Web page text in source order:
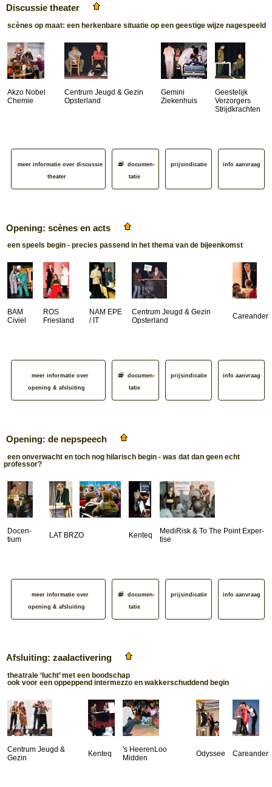
Discussie theater
scènes op maat: een herkenbare situatie op een geestige wijze nagespeeld
Akzo Nobel
Chemie
Centrum Jeugd & Gezin
Opsterland
Gemini
Ziekenhuis
Geestelijk
Verzorgers
Strijd­krachten
meer informatie over discussie
theater
documen­
tatie
prijsindicatie info aanvraag
Opening: scènes en acts
een speels begin - precies passend in het thema van de bijeenkomst
BAM
Civiel
ROS
Friesland
NAM EPE
/ IT
Centrum Jeugd & Gezin
Opsterland
Careander
meer informatie over
opening & afsluiting
documen­
tatie
prijsindicatie info aanvraag
Opening: de nepspeech
een onverwacht en toch nog hilarisch begin - was dat dan geen echt
professor?
Docen­
tium
LAT BRZO Kenteq
MediRisk & To The Point Exper­
tise
meer informatie over
opening & afsluiting
documen­
tatie
prijsindicatie info aanvraag
Afsluiting: zaalactivering
theatrale ‘lucht’ met een boodschap
ook voor een oppeppend intermezzo en wakkerschuddend begin
Centrum Jeugd &
Gezin
Kenteq
's HeerenLoo
Midden
Odyssee Careander